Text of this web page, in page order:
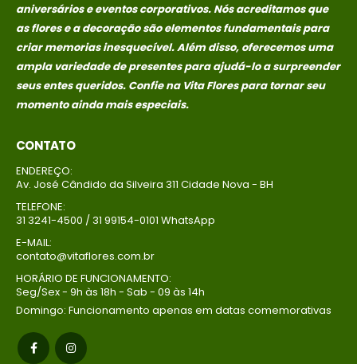
aniversários e eventos corporativos. Nós acreditamos que
as flores e a decoração são elementos fundamentais para
criar memoriasinesquecível. Além disso, oferecemos uma
ampla variedade de presentes para ajudá-lo a surpreender
seus entes queridos. Confie na Vita Flores para tornar seu
momento ainda mais especiais.
CONTATO
ENDEREÇO:
Av. José Cândido da Silveira 311 Cidade Nova - BH
TELEFONE:
31 3241-4500 / 31 99154-0101 WhatsApp
E-MAIL:
contato@vitaflores.com.br
HORÁRIO DE FUNCIONAMENTO:
Seg/Sex - 9h às 18h - Sab - 09 às 14h
Domingo: Funcionamento apenas em datas comemorativas